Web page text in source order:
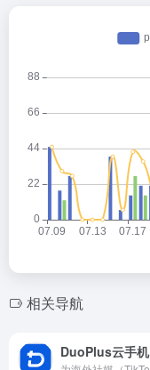
相关导航
DuoPlus云手机